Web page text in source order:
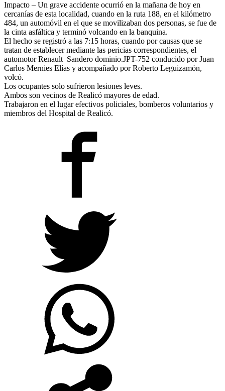
Impacto – Un grave accidente ocurrió en la mañana de hoy en
cercanías de esta localidad, cuando en la ruta 188, en el kilómetro
484, un automóvil en el que se movilizaban dos personas, se fue de
la cinta asfáltica y terminó volcando en la banquina.
El hecho se registró a las 7:15 horas, cuando por causas que se
tratan de establecer mediante las pericias correspondientes, el
automotor Renault Sandero dominio.JPT-752 conducido por Juan
Carlos Mernies Elías y acompañado por Roberto Leguizamón,
volcó.
Los ocupantes solo sufrieron lesiones leves.
Ambos son vecinos de Realicó mayores de edad.
Trabajaron en el lugar efectivos policiales, bomberos voluntarios y
miembros del Hospital de Realicó.